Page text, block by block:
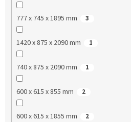
777 x 745 x 1895 mm 3
1420 x 875 x 2090 mm 1
740 x 875 x 2090 mm 1
600 x 615 x 855 mm 2
600 x 615 x 1855 mm 2